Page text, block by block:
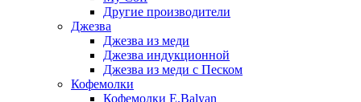
Другие производители
Джезва
Джезва из меди
Джезва индукционной
Джезва из меди с Песком
Кофемолки
Кофемолки E.Balyan